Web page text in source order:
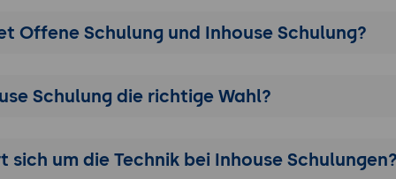
Offene Schulung und Inhouse Schulung?
Schulung die richtige Wahl?
sich um die Technik bei Inhouse